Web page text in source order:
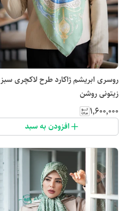
روسری ابریشم ژاکارد طرح لاکچری سبز
زیتونی روشن
۱٬۶۰۰٬۰۰۰
افزودن به سبد